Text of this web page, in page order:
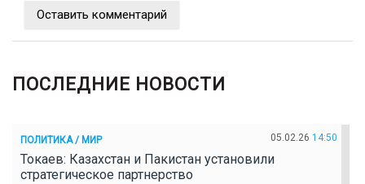
Оставить комментарий
ПОСЛЕДНИЕ НОВОСТИ
ПОЛИТИКА / МИР 05.02.26 14:50
Токаев: Казахстан и Пакистан установили
стратегическое партнерство